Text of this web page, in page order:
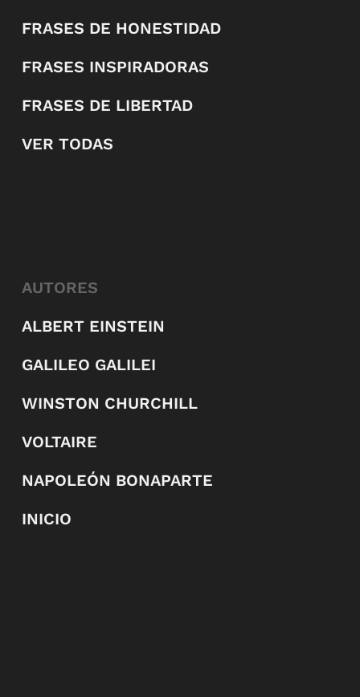
FRASES DE HONESTIDAD
FRASES INSPIRADORAS
FRASES DE LIBERTAD
VER TODAS
AUTORES
ALBERT EINSTEIN
GALILEO GALILEI
WINSTON CHURCHILL
VOLTAIRE
NAPOLEÓN BONAPARTE
INICIO